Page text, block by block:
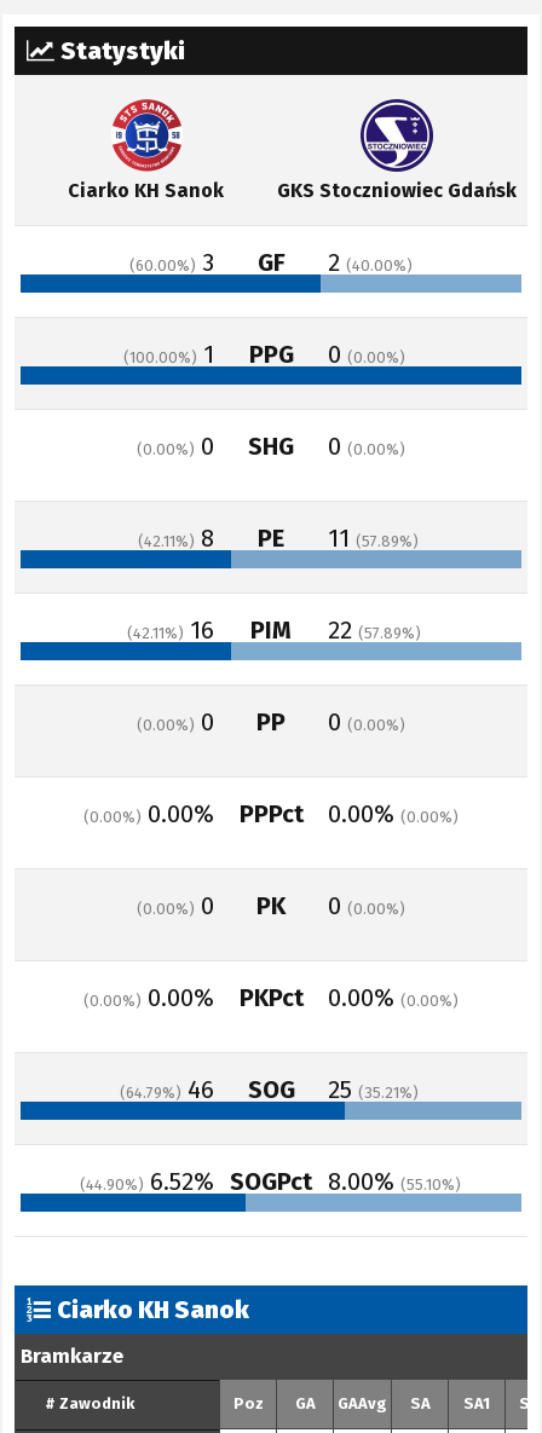
Statystyki
Ciarko KH Sanok GKS Stoczniowiec Gdańsk
60.00 3 GF 2 40.00
100.00 1 PPG 0 0.00
0.00 0 SHG 0 0.00
42.11 8 PE 11 57.89
42.11 16 PIM 22 57.89
0.00 0 PP 0 0.00
0.00 0.00% PPPct 0.00% 0.00
0.00 0 PK 0 0.00
0.00 0.00% PKPct 0.00% 0.00
64.79 46 SOG 25 35.21
44.90 6.52% SOGPct 8.00% 55.10
Ciarko KH Sanok
Bramkarze
# Zawodnik Poz GA GAAvg SA SA1